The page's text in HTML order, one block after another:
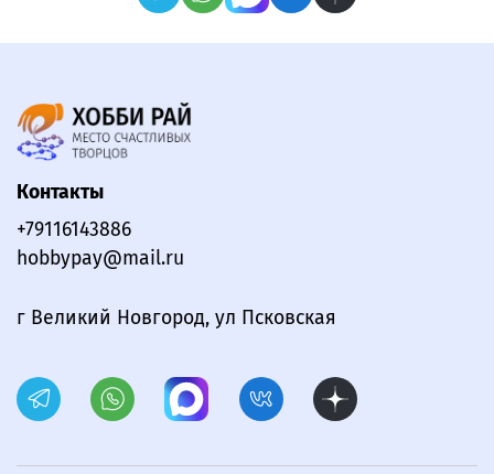
Контакты
+79116143886
hobbypay@mail.ru
г Великий Новгород, ул Псковская